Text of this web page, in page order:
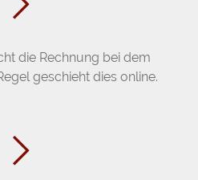
die Rechnung bei dem
geschieht dies online.